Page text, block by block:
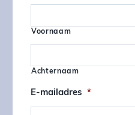
Voornaam
Achternaam
E-mailadres *